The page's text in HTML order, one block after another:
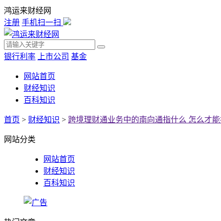
鸿运来财经网
注册 手机扫一扫
银行利率 上市公司 基金
网站首页
财经知识
百科知识
首页 > 财经知识 > 跨境理财通业务中的南向通指什么 怎么才
网站分类
网站首页
财经知识
百科知识